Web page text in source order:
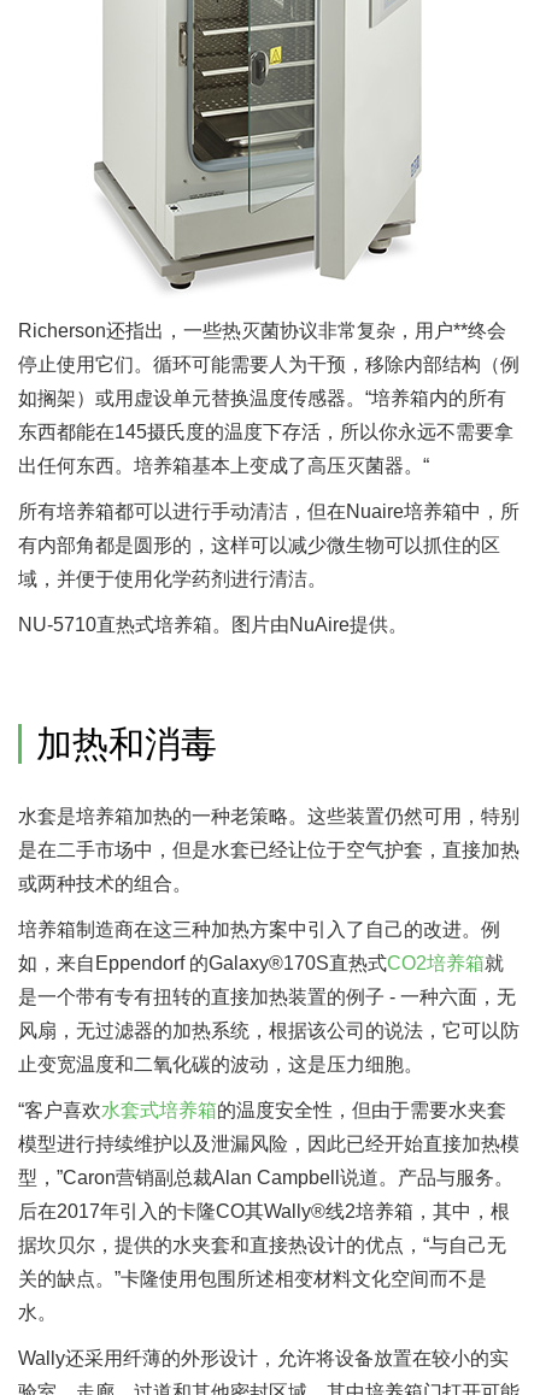
Richerson还指出，一些热灭菌协议非常复杂，用户**终会
停止使用它们。循环可能需要人为干预，移除内部结构（例
如搁架）或用虚设单元替换温度传感器。“培养箱内的所有
东西都能在145摄氏度的温度下存活，所以你永远不需要拿
出任何东西。培养箱基本上变成了高压灭菌器。“
所有培养箱都可以进行手动清洁，但在Nuaire培养箱中，所
有内部角都是圆形的，这样可以减少微生物可以抓住的区
域，并便于使用化学药剂进行清洁。
NU-5710直热式培养箱。图片由NuAire提供。
加热和消毒
水套是培养箱加热的一种老策略。这些装置仍然可用，特别
是在二手市场中，但是水套已经让位于空气护套，直接加热
或两种技术的组合。
培养箱制造商在这三种加热方案中引入了自己的改进。例
如，来自Eppendorf 的Galaxy®170S直热式CO2培养箱就
是一个带有专有扭转的直接加热装置的例子 - 一种六面，无
风扇，无过滤器的加热系统，根据该公司的说法，它可以防
止变宽温度和二氧化碳的波动，这是压力细胞。
“客户喜欢水套式培养箱的温度安全性，但由于需要水夹套
模型进行持续维护以及泄漏风险，因此已经开始直接加热模
型，”Caron营销副总裁Alan Campbell说道。产品与服务。
后在2017年引入的卡隆CO其Wally®线2培养箱，其中，根
据坎贝尔，提供的水夹套和直接热设计的优点，“与自己无
关的缺点。”卡隆使用包围所述相变材料文化空间而不是
水。
Wally还采用纤薄的外形设计，允许将设备放置在较小的实